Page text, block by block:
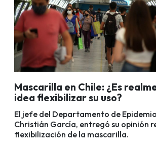
Mascarilla en Chile: ¿Es
idea flexibilizar su uso?
El jefe del Departamento de
Christián García, entregó su opinión
flexibilización de la mascarilla.